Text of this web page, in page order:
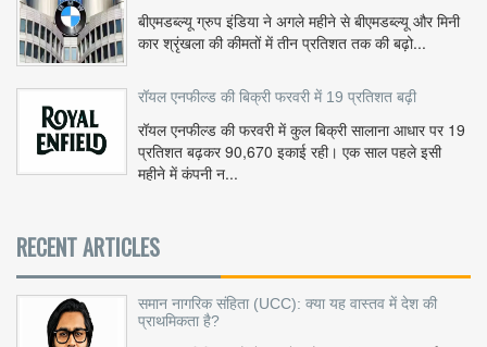
बीएमडब्ल्यू ग्रुप इंडिया ने अगले महीने से बीएमडब्ल्यू और मिनी
कार श्रृंखला की कीमतों में तीन प्रतिशत तक की बढ़ो...
रॉयल एनफील्ड की बिक्री फरवरी में 19 प्रतिशत बढ़ी
रॉयल एनफील्ड की फरवरी में कुल बिक्री सालाना आधार पर 19
प्रतिशत बढ़कर 90,670 इकाई रही। एक साल पहले इसी
महीने में कंपनी न...
RECENT ARTICLES
समान नागरिक संहिता (UCC): क्या यह वास्तव में देश की
प्राथमिकता है?